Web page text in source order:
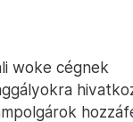
woke cégnek